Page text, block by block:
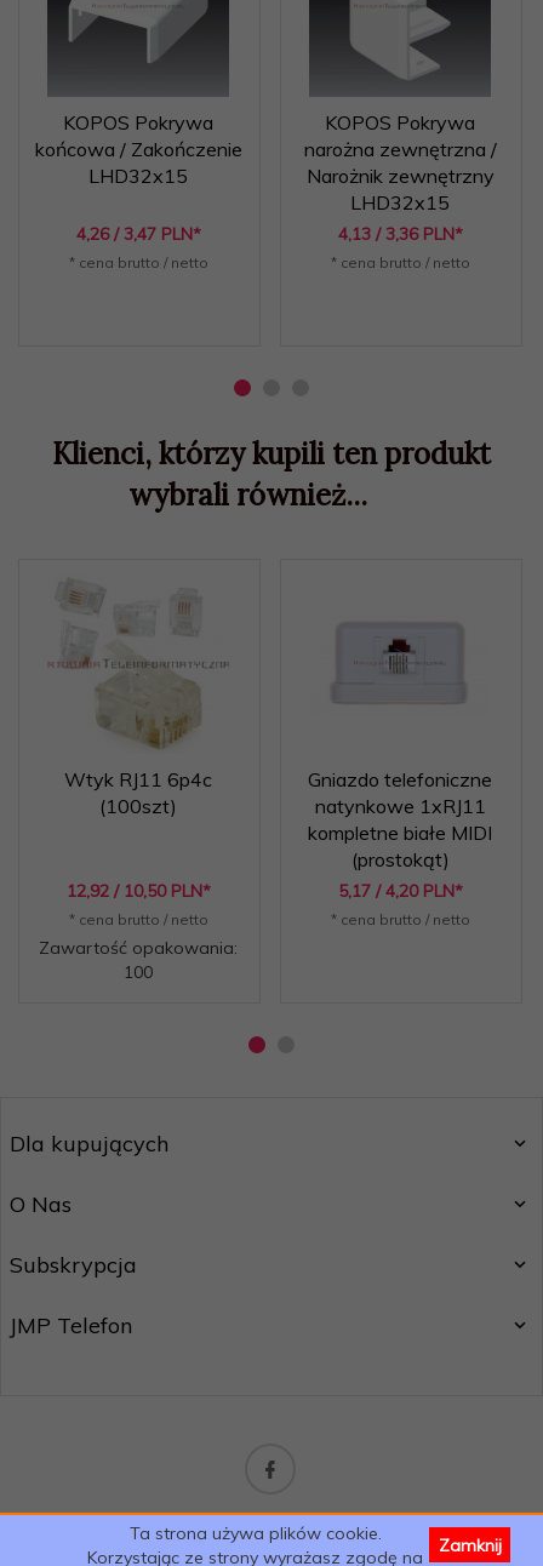
KOPOS Pokrywa
końcowa / Zakończenie
LHD32x15
4,26 / 3,47 PLN*
* cena brutto / netto
KOPOS Pokrywa
narożna zewnętrzna /
Narożnik zewnętrzny
LHD32x15
4,13 / 3,36 PLN*
* cena brutto / netto
Klienci, którzy kupili ten produkt
wybrali również...
Wtyk RJ11 6p4c
(100szt)
12,92 / 10,50 PLN*
* cena brutto / netto
Zawartość opakowania:
100
Gniazdo telefoniczne
natynkowe 1xRJ11
kompletne białe MIDI
(prostokąt)
5,17 / 4,20 PLN*
* cena brutto / netto
Dla kupujących
O Nas
Subskrypcja
JMP Telefon
oprogramowanie sklepu internetowego
Ta strona używa plików cookie.
Korzystając ze strony wyrażasz zgodę na
Zamknij